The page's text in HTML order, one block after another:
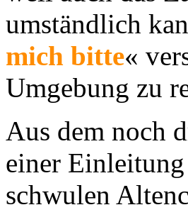
umständlich
mich bitte«
Umgebung zu
Aus dem noch
einer
schwulen